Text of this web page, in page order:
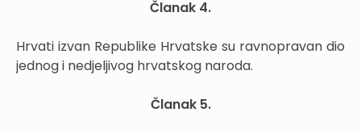
Članak 4.
Hrvati izvan Republike Hrvatske su ravnopravan dio
jednog i nedjeljivog hrvatskog naroda.
Članak 5.